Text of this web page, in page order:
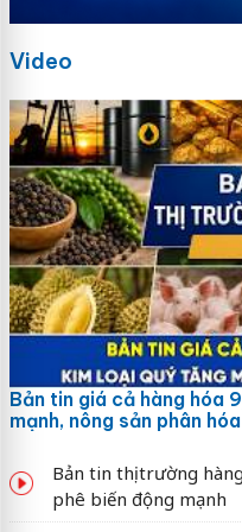
Video
Bản tin giá cả hàng hóa
mạnh, nông sản phân hóa
Bản tin thị trường
phê biến động mạnh